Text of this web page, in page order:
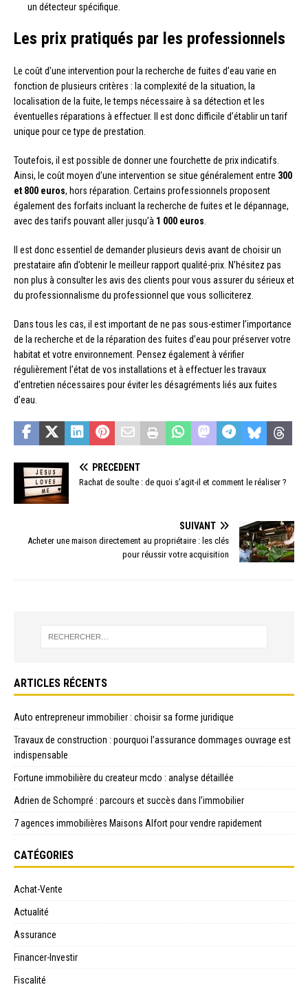
un détecteur spécifique.
Les prix pratiqués par les professionnels
Le coût d’une intervention pour la recherche de fuites d’eau varie en
fonction de plusieurs critères : la complexité de la situation, la
localisation de la fuite, le temps nécessaire à sa détection et les
éventuelles réparations à effectuer. Il est donc difficile d’établir un tarif
unique pour ce type de prestation.
Toutefois, il est possible de donner une fourchette de prix indicatifs.
Ainsi, le coût moyen d’une intervention se situe généralement entre 300
et 800 euros, hors réparation. Certains professionnels proposent
également des forfaits incluant la recherche de fuites et le dépannage,
avec des tarifs pouvant aller jusqu’à 1 000 euros
Il est donc essentiel de demander plusieurs devis avant de choisir un
prestataire afin d’obtenir le meilleur rapport qualité-prix. N’hésitez pas
non plus à consulter les avis des clients pour vous assurer du sérieux et
du professionnalisme du professionnel que vous solliciterez.
Dans tous les cas, il est important de ne pas sous-estimer l’importance
de la recherche et de la réparation des fuites d’eau pour préserver votre
habitat et votre environnement. Pensez également à vérifier
régulièrement l’état de vos installations et à effectuer les travaux
d’entretien nécessaires pour éviter les désagréments liés aux fuites
d’eau.
PRÉCÉDENT
Rachat de soulte : de quoi s’agit-il et comment le réaliser ?
SUIVANT
Acheter une maison directement au propriétaire : les clés
pour réussir votre acquisition
ARTICLES RÉCENTS
Auto entrepreneur immobilier : choisir sa forme juridique
Travaux de construction : pourquoi l’assurance dommages ouvrage est
indispensable
Fortune immobilière du createur mcdo : analyse détaillée
Adrien de Schompré : parcours et succès dans l’immobilier
7 agences immobilières Maisons Alfort pour vendre rapidement
CATÉGORIES
Achat-Vente
Actualité
Assurance
Financer-Investir
Fiscalité